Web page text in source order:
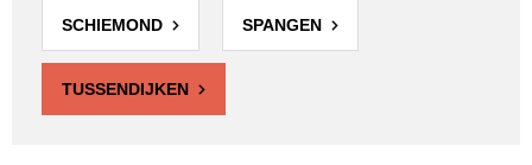
SCHIEMOND SPANGEN
TUSSENDIJKEN